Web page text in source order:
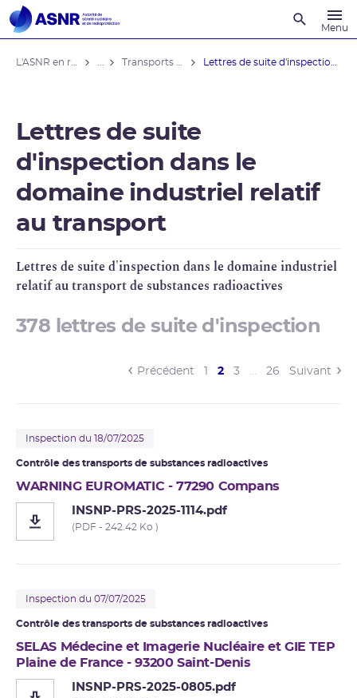
Menu
Lettres de suite
d'inspection dans le
domaine industriel relatif
au transport
Lettres de suite d'inspection dans le domaine industriel
relatif au transport de substances radioactives
378 lettres de suite d'inspection
Précédent 2(current)
3 … 26 Suivant
Inspection du 18/07/2025
Contrôle des transports de substances radioactives
WARNING EUROMATIC - 77290 Compans
INSNP-PRS-2025-1114.pdf
(PDF - 242.42 Ko )
Inspection du 07/07/2025
Contrôle des transports de substances radioactives
SELAS Médecine et Imagerie Nucléaire et GIE TEP
Plaine de France - 93200 Saint-Denis
INSNP-PRS-2025-0805.pdf